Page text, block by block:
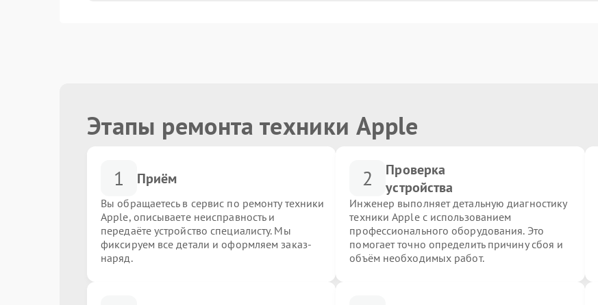
Этапы ремонта техники Apple
1 Приём
Вы обращаетесь в сервис по ремонту техники
Apple, описываете неисправность и
передаёте устройство специалисту. Мы
фиксируем все детали и оформляем заказ-
наряд.
2
Проверка
устройства
Инженер выполняет детальную диагностику
техники Apple с использованием
профессионального оборудования. Это
помогает точно определить причину сбоя и
объём необходимых работ.